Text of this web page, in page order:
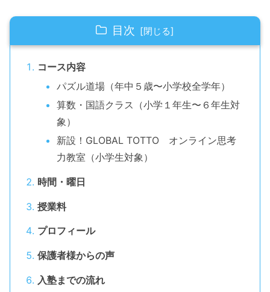
目次
コース内容
パズル道場（年中５歳〜小学校全学年）
算数・国語クラス（小学１年生〜６年生対
象）
新設！GLOBAL TOTTO オンライン思考
力教室（小学生対象）
時間・曜日
授業料
プロフィール
保護者様からの声
入塾までの流れ